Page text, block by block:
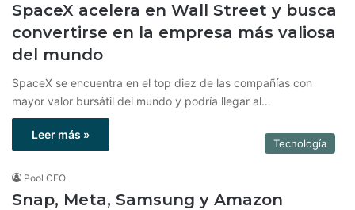
SpaceX acelera en Wall Street y busca
convertirse en la empresa más valiosa
del mundo
SpaceX se encuentra en el top diez de las compañías con
mayor valor bursátil del mundo y podría llegar al…
Leer más »
Tecnología
Pool CEO
Snap, Meta, Samsung y Amazon